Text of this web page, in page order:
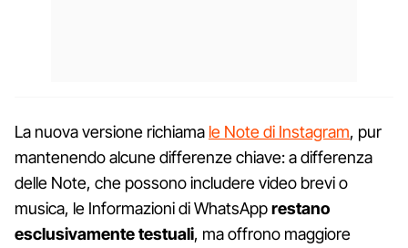
La nuova versione richiama le Note di Instagram, pur
mantenendo alcune differenze chiave: a differenza
delle Note, che possono includere video brevi o
musica, le Informazioni di WhatsApprestano
esclusivamente testuali, ma offrono maggiore